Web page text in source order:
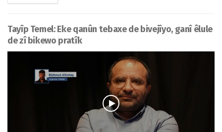
Tayîp Temel: Eke qanûn tebaxe de bivejîyo, ganî êlule
de zî bikewo pratîk